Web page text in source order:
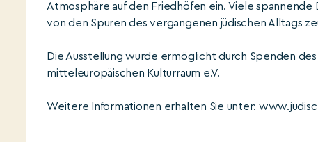
Atmosphäre auf den Friedhöfen ein. Viele
von den Spuren des vergangenen jüdischen Alltags
Die Ausstellung wurde ermöglicht durch Spenden
mitteleuropäischen Kulturraum e.V.
Weitere Informationen erhalten Sie unter: